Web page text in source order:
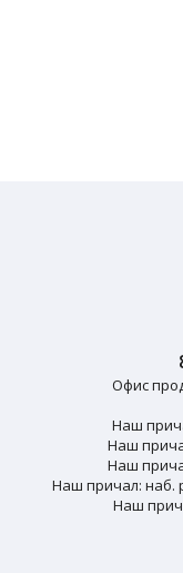
Офис
Наш
Наш
Наш
Наш причал: наб.
Наш